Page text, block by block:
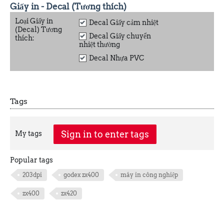
Giấy in - Decal (Tương thích)
Loại Giấy in
(Decal) Tương
thích:
Decal Giấy cảm nhiệt
Decal Giấy chuyển
nhiệt thường
Decal Nhựa PVC
Tags
My tags Sign in to enter tags
Popular tags
203dpi godex zx400 máy in công nghiệp
zx400 zx420